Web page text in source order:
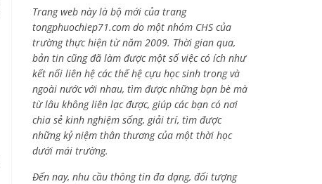
Trang web này là bộ mới của trang
tongphuochiep71.com do một nhóm CHS của
trường thực hiện từ năm 2009. Thời gian qua,
bản tin cũng đã làm được một số việc có ích như
kết nối liên hệ các thế hệ cựu học sinh trong và
ngoài nước với nhau, tìm được những bạn bè mà
từ lâu không liên lạc được, giúp các bạn có nơi
chia sẻ kinh nghiệm sống, giải trí, tìm được
những kỷ niệm thân thương của một thời học
dưới mái trường.
Đến nay, nhu cầu thông tin đa dạng, đối tượng